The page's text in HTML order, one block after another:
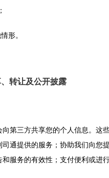
形。
转让及公开披露
第三方共享您的个人信息。这
通提供的服务；协助我们向您
服务的有效性；支付便利或进